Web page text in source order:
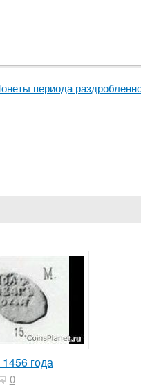
периода
года
0